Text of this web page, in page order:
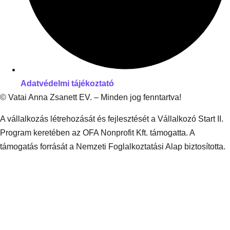
Adatvédelmi tájékoztató
© Vatai Anna Zsanett EV. – Minden jog fenntartva!
A vállalkozás létrehozását és fejlesztését a Vállalkozó Start II.
Program keretében az OFA Nonprofit Kft. támogatta. A
támogatás forrását a Nemzeti Foglalkoztatási Alap biztosította.